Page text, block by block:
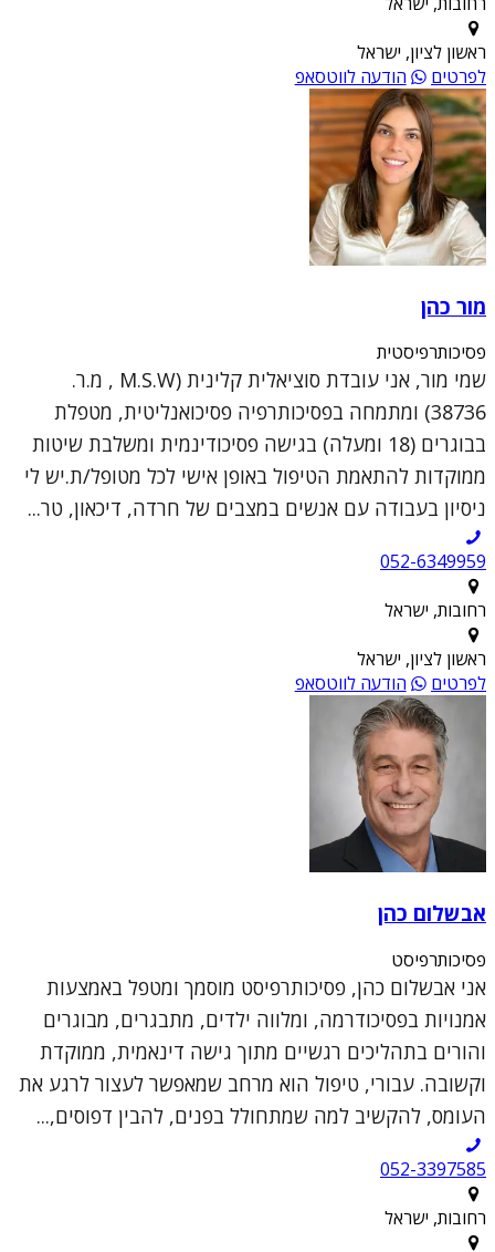
ראשון לציון, ישראל
לפרטים
הודעה לווטסאפ
מור כהן
פסיכותרפיסטית
שמי מור, אני עובדת סוציאלית קלינית (M.S.W , מ.ר.
38736) ומתמחה בפסיכותרפיה פסיכואנליטית, מטפלת
בבוגרים (18 ומעלה) בגישה פסיכודינמית ומשלבת שיטות
ממוקדות להתאמת הטיפול באופן אישי לכל מטופל/ת.יש לי
ניסיון בעבודה עם אנשים במצבים של חרדה, דיכאון, טר...
052-6349959
רחובות, ישראל
ראשון לציון, ישראל
לפרטים
הודעה לווטסאפ
אבשלום כהן
פסיכותרפיסט
אני אבשלום כהן, פסיכותרפיסט מוסמך ומטפל באמצעות
אמנויות בפסיכודרמה, ומלווה ילדים, מתבגרים, מבוגרים
והורים בתהליכים רגשיים מתוך גישה דינאמית, ממוקדת
וקשובה. עבורי, טיפול הוא מרחב שמאפשר לעצור לרגע את
העומס, להקשיב למה שמתחולל בפנים, להבין דפוסים,...
052-3397585
רחובות, ישראל